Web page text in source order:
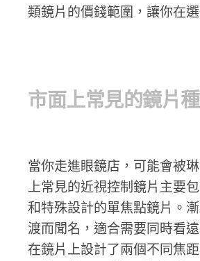
類鏡片的價錢範圍，讓你在
市面上常見的鏡片
當你走進眼鏡店，可能會被
上常見的近視控制鏡片主要
和特殊設計的單焦點鏡片。
渡而聞名，適合需要同時看
在鏡片上設計了兩個不同焦